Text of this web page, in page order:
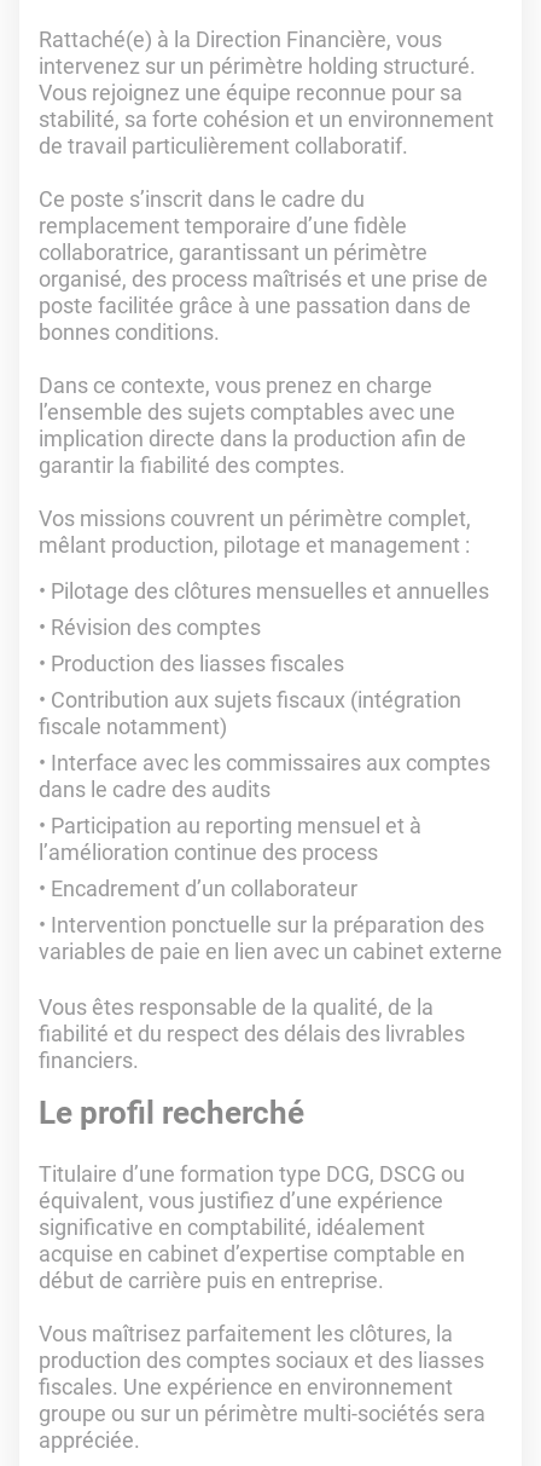
Rattaché(e) à la Direction Financière, vous
intervenez sur un périmètre holding structuré.
Vous rejoignez une équipe reconnue pour sa
stabilité, sa forte cohésion et un environnement
de travail particulièrement collaboratif.
Ce poste s’inscrit dans le cadre du
remplacement temporaire d’une fidèle
collaboratrice, garantissant un périmètre
organisé, des process maîtrisés et une prise de
poste facilitée grâce à une passation dans de
bonnes conditions.
Dans ce contexte, vous prenez en charge
l’ensemble des sujets comptables avec une
implication directe dans la production afin de
garantir la fiabilité des comptes.
Vos missions couvrent un périmètre complet,
mêlant production, pilotage et management :
Pilotage des clôtures mensuelles et annuelles
Révision des comptes
Production des liasses fiscales
Contribution aux sujets fiscaux (intégration
fiscale notamment)
Interface avec les commissaires aux comptes
dans le cadre des audits
Participation au reporting mensuel et à
l’amélioration continue des process
Encadrement d’un collaborateur
Intervention ponctuelle sur la préparation des
variables de paie en lien avec un cabinet externe
Vous êtes responsable de la qualité, de la
fiabilité et du respect des délais des livrables
financiers.
Le profil recherché
Titulaire d’une formation type DCG, DSCG ou
équivalent, vous justifiez d’une expérience
significative en comptabilité, idéalement
acquise en cabinet d’expertise comptable en
début de carrière puis en entreprise.
Vous maîtrisez parfaitement les clôtures, la
production des comptes sociaux et des liasses
fiscales. Une expérience en environnement
groupe ou sur un périmètre multi-sociétés sera
appréciée.